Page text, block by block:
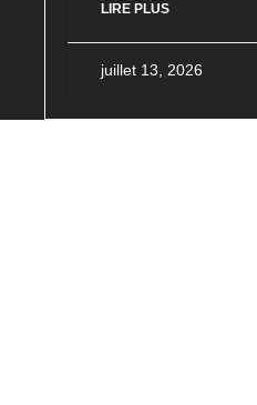
LIRE PLUS
juillet 13, 2026